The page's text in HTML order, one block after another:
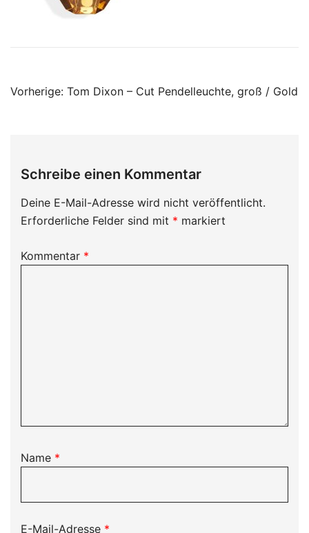
Beitragsnavigation
Vorherige: Tom Dixon – Cut Pendelleuchte, groß / Gold
Schreibe einen Kommentar
Deine E-Mail-Adresse wird nicht veröffentlicht.
Erforderliche Felder sind mit * markiert
Kommentar *
Name *
E-Mail-Adresse *